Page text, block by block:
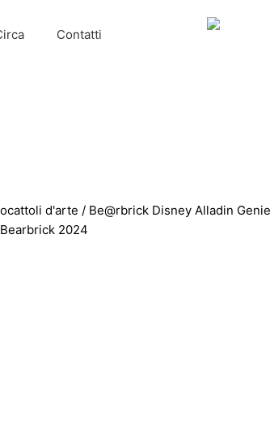
Contatti
d'arte / Be@rbrick Disney Alladin Genie
2024